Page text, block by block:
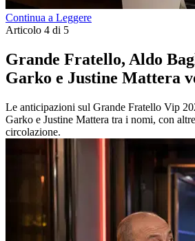
Continua a Leggere
Articolo 4 di 5
Grande Fratello, Aldo
Garko e Justine Mattera
Le anticipazioni sul Grande Fratello Vip
Garko e Justine Mattera tra i nomi, con
circolazione.